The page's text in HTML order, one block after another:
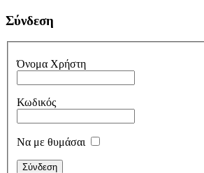
Σύνδεση
Όνομα Χρήστη
Κωδικός
Να με θυμάσαι